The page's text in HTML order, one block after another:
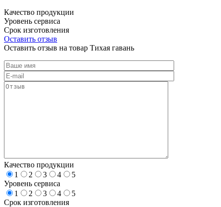
Качество продукции
Уровень сервиса
Срок изготовления
Оставить отзыв
Оставить отзыв на товар Тихая гавань
Качество продукции
1
2 3 4
5
Уровень сервиса
1
2 3 4
5
Срок изготовления